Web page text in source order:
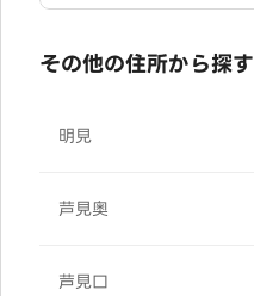
その他の住所から探す
明見
芦見奥
芦見口